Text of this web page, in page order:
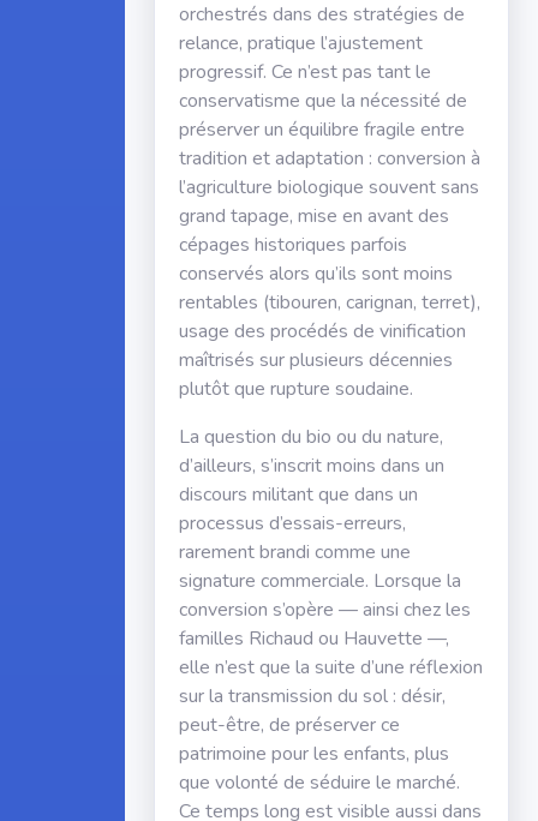
orchestrés dans des stratégies de
relance, pratique l’ajustement
progressif. Ce n’est pas tant le
conservatisme que la nécessité de
préserver un équilibre fragile entre
tradition et adaptation : conversion à
l’agriculture biologique souvent sans
grand tapage, mise en avant des
cépages historiques parfois
conservés alors qu’ils sont moins
rentables (tibouren, carignan, terret),
usage des procédés de vinification
maîtrisés sur plusieurs décennies
plutôt que rupture soudaine.
La question du bio ou du nature,
d’ailleurs, s’inscrit moins dans un
discours militant que dans un
processus d’essais-erreurs,
rarement brandi comme une
signature commerciale. Lorsque la
conversion s’opère — ainsi chez les
familles Richaud ou Hauvette —,
elle n’est que la suite d’une réflexion
sur la transmission du sol : désir,
peut-être, de préserver ce
patrimoine pour les enfants, plus
que volonté de séduire le marché.
Ce temps long est visible aussi dans